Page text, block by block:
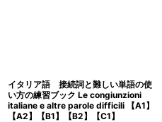
イタリア語 接続詞と難しい単語の使
い方の練習ブック Le congiunzioni
italiane e altre parole difficili 【A1】
【A2】【B1】【B2】【C1】